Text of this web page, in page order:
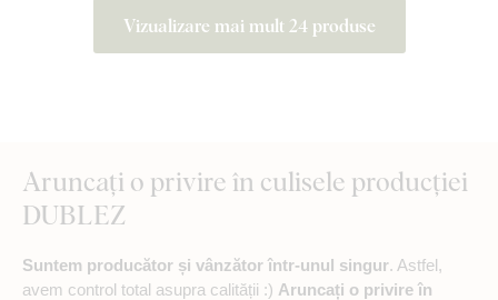
Vizualizare mai mult 24 produse
Aruncați o privire în culisele producției
DUBLEZ
Suntem producător și vânzător într-unul singur. Astfel,
avem control total asupra calității :) Aruncați o privire în